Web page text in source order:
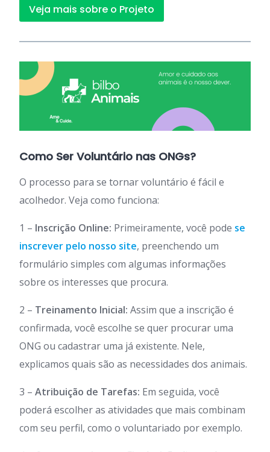
Veja mais sobre o Projeto
Como Ser Voluntário nas ONGs?
O processo para se tornar voluntário é fácil e
acolhedor. Veja como funciona:
1 – Inscrição Online: Primeiramente, você pode se
inscrever pelo nosso site, preenchendo um
formulário simples com algumas informações
sobre os interesses que procura.
2 – Treinamento Inicial: Assim que a inscrição é
confirmada, você escolhe se quer procurar uma
ONG ou cadastrar uma já existente. Nele,
explicamos quais são as necessidades dos animais.
3 – Atribuição de Tarefas: Em seguida, você
poderá escolher as atividades que mais combinam
com seu perfil, como o voluntariado por exemplo.